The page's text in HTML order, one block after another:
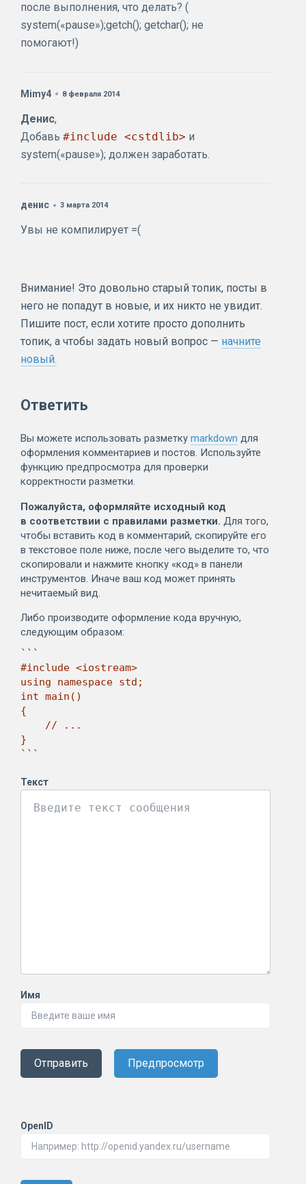
после выполнения, что делать? (
system(«pause»);getch(); getchar(); не
помогают!)
Mimy4 8 февраля 2014
Денис,
Добавь #include <cstdlib> и
system(«pause»); должен заработать.
денис 3 марта 2014
Увы не компилирует =(
Внимание! Это довольно старый топик, посты в
него не попадут в новые, и их никто не увидит.
Пишите пост, если хотите просто дополнить
топик, а чтобы задать новый вопрос — начните
новый.
Ответить
Вы можете использовать разметку markdown для
оформления комментариев и постов. Используйте
функцию предпросмотра для проверки
корректности разметки.
Пожалуйста, оформляйте исходный код
в соответствии с правилами разметки. Для того,
чтобы вставить код в комментарий, скопируйте его
в текстовое поле ниже, после чего выделите то, что
скопировали и нажмите кнопку «код» в панели
инструментов. Иначе ваш код может принять
нечитаемый вид.
Либо производите оформление кода вручную,
следующим образом:
```
#include <iostream>
using namespace std;
int main()
{
}
```
Текст
Имя
Отправить Предпросмотр
OpenID